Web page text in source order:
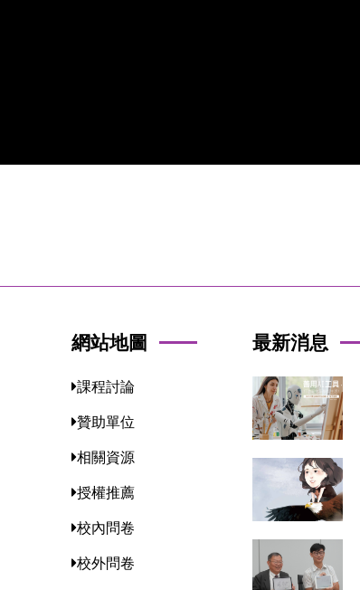
網站地圖
課程討論
贊助單位
相關資源
授權推薦
校內問卷
校外問卷
最新消息